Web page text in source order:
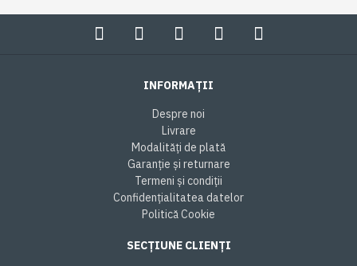
INFORMAȚII
Despre noi
Livrare
Modalități de plată
Garanție și returnare
Termeni și condiții
Confidențialitatea datelor
Politică Cookie
SECȚIUNE CLIENȚI